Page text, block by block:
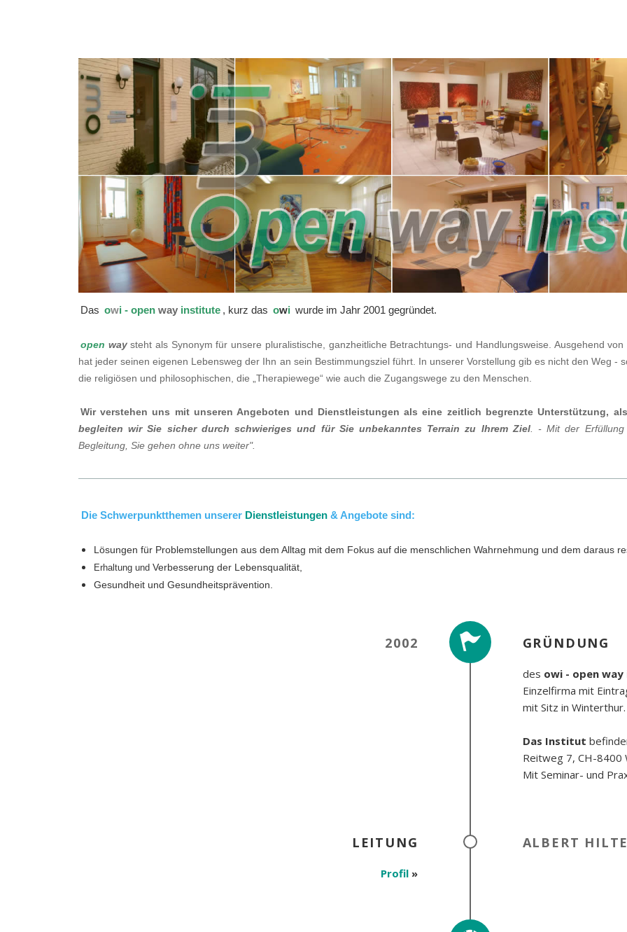
Das owi - open way institute , kurz das owi wurde im Jahr 2001 gegründet.
open waysteht als Synonym für unsere pluralistische, ganzheitliche Betrachtungs- und Handlungsweise. Ausgehend
hat jeder seinen eigenen Lebensweg der Ihn an sein Bestimmungsziel führt. In unserer Vorstellung gib es nicht den Weg -
die religiösen und philosophischen, die „Therapiewege“ wie auch die Zugangswege zu den Menschen.
Wir verstehen uns mit unseren Angeboten und Dienstleistungen als eine zeitlich begrenzte Unterstützung,
begleiten wir Sie sicher durch schwieriges und für Sie unbekanntes Terrain zu Ihrem Ziel. - Mit der Erfüllung
Begleitung, Sie gehen ohne uns weiter".
Die Schwerpunktthemen unserer Dienstleistungen& Angebote sind:
Lösungen für Problemstellungen aus dem Alltag mit dem Fokus auf die menschlichen Wahrnehmung und dem daraus
Erhaltung und Verbesserung der Lebensqualität,
Gesundheit und Gesundheitsprävention.
2002 GRÜNDUNG
des owi - open
Einzelfirma mit
mit Sitz in Winterthur.
Das Institut
Reitweg 7, CH-8400
Mit Seminar- und
ALBERT
LEITUNG
Profil »